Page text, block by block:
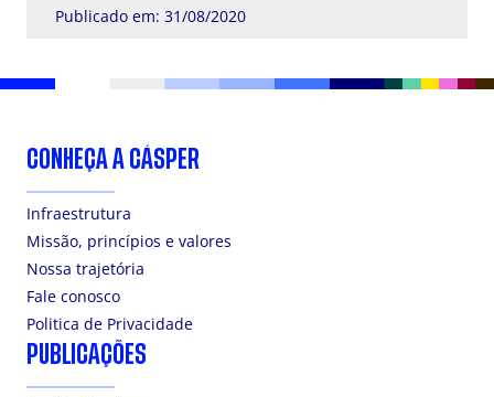
Publicado em: 31/08/2020
CONHEÇA A CÁSPER
Infraestrutura
Missão, princípios e valores
Nossa trajetória
Fale conosco
Politica de Privacidade
PUBLICAÇÕES